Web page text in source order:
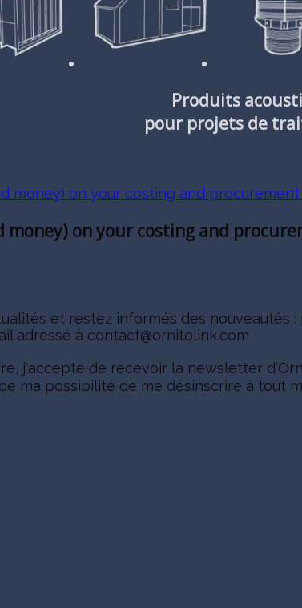
Produits
pour projets de
money) on your costing and
money) on your costing and
et restez informés des nouveautés
adressé à contact@ornitolink.com
j'accepte de recevoir la newsletter
ma possibilité de me désinscrire à tout